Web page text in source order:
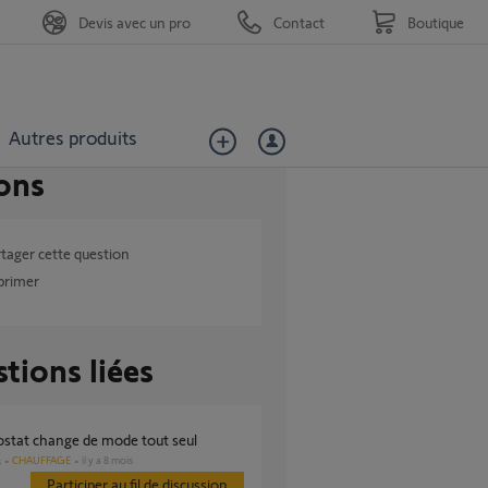
Autres produits
Devis avec un pro Contact Boutique
cette question
liées
change de mode tout seul
CHAUFFAGE il y a 8 mois
Participer au fil de discussion